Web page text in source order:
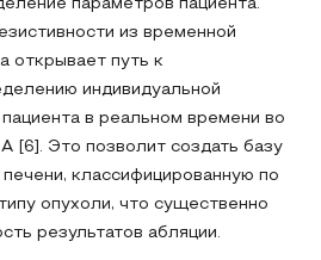
параметров пациента.
из временной
открывает путь к
индивидуальной
в реальном времени во
[6]. Это позволит создать базу
классифицированную по
опухоли, что существенно
результатов абляции.